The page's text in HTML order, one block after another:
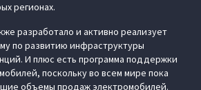
регионах.
разработало и активно реализует
по развитию инфраструктуры
И плюс есть программа поддержки
поскольку во всем мире пока
объемы продаж электромобилей.